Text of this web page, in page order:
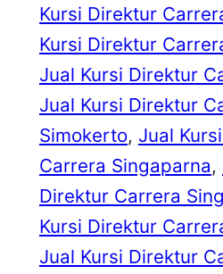
Kursi Direktur
Kursi Direktur
Jual Kursi Direktur
Jual Kursi Direktur
Simokerto, Jual
Carrera Singaparna,
Direktur Carrera
Kursi Direktur
Jual Kursi Direktur